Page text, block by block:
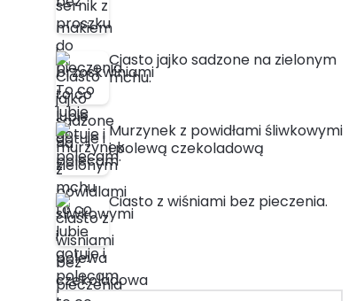
Ciasto jajko sadzone na zielonym
mchu.
Murzynek z powidłami śliwkowymi
i polewą czekoladową
Ciasto z wiśniami bez pieczenia.